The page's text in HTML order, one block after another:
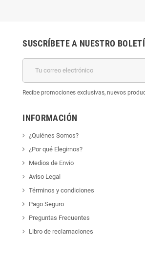
SUSCRÍBETE A NUESTRO
Recibe promociones exclusivas, nuevos
INFORMACIÓN
¿Quiénes Somos?
¿Por qué Elegirnos?
Medios de Envio
Aviso Legal
Términos y condiciones
Pago Seguro
Preguntas Frecuentes
Libro de reclamaciones